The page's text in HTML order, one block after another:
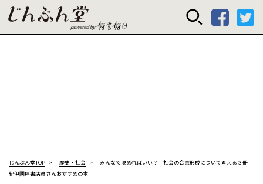
じんぶん堂
じんぶん堂TOP 歴史・社会
みんなで決めればいい？ 社会の合意形成について考える３冊
紀伊國屋書店員さんおすすめの本